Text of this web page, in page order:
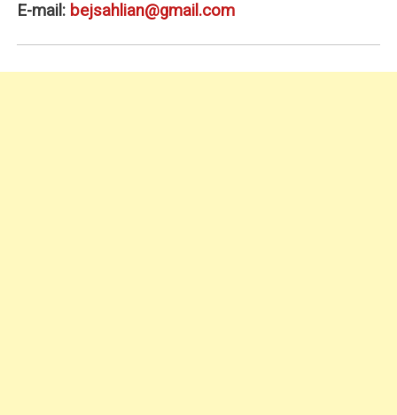
E-mail: bejsahlian@gmail.com